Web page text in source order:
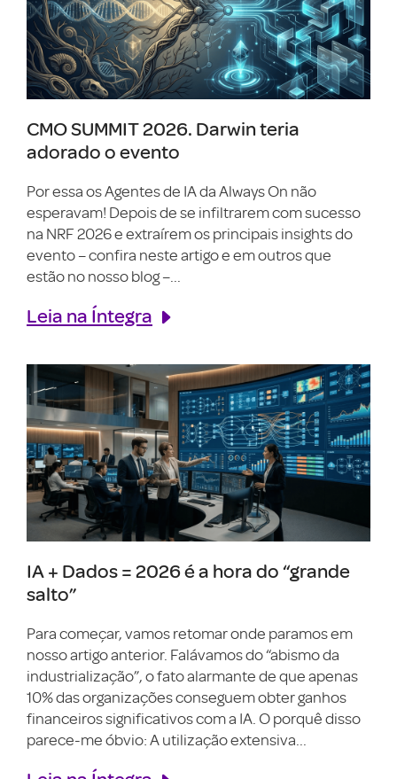
CMO SUMMIT 2026. Darwin teria
adorado o evento
Por essa os Agentes de IA da Always On não
esperavam! Depois de se infiltrarem com sucesso
na NRF 2026 e extraírem os principais insights do
evento – confira neste artigo e em outros que
estão no nosso blog –...
Leia na Íntegra
IA + Dados = 2026 é a hora do “grande
salto”
Para começar, vamos retomar onde paramos em
nosso artigo anterior. Falávamos do “abismo da
industrialização”, o fato alarmante de que apenas
10% das organizações conseguem obter ganhos
financeiros significativos com a IA. O porquê disso
parece-me óbvio: A utilização extensiva...